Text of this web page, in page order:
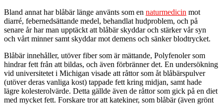
Bland annat har blåbär länge använts som en naturmedicin mot
diarré, febernedsättande medel, behandlat hudproblem, och på
senare år har man upptäckt att blåbär skyddar och stärker vår syn
och vårt minner samt skyddar mot demens och sänker blodtrycket.
Blåbär innehåller, utöver fiber som är mättande, Polyfenoler som
hindrar fett från att bildas, och även förbränner det. En undersökning
vid universitetet i Michigan visade att råttor som åt blåbärspulver
(utöver deras vanliga kost) tappade fett kring midjan, samt hade
lägre kolesterolvärde. Detta gällde även de råttor som gick på en diet
med mycket fett. Forskare tror att katekiner, som blåbär (även grönt